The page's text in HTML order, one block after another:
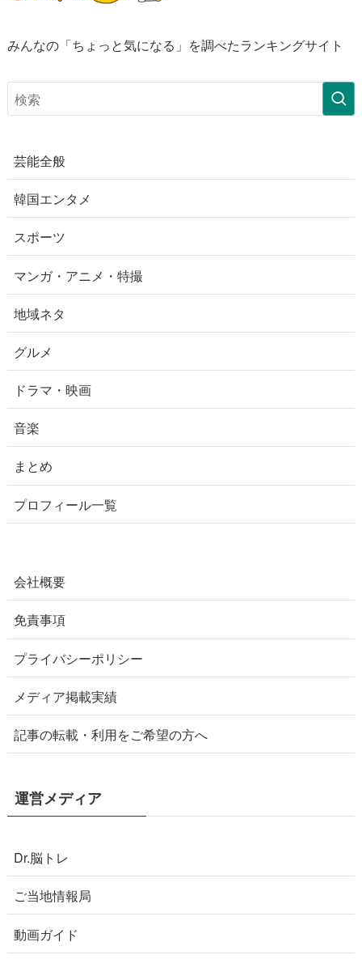
みんなの「ちょっと気になる」を調べたランキングサイト
芸能全般
韓国エンタメ
スポーツ
マンガ・アニメ・特撮
地域ネタ
グルメ
ドラマ・映画
音楽
まとめ
プロフィール一覧
会社概要
免責事項
プライバシーポリシー
メディア掲載実績
記事の転載・利用をご希望の方へ
運営メディア
Dr.脳トレ
ご当地情報局
動画ガイド